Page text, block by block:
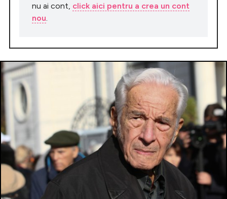
nu ai cont, click aici pentru a crea un cont
nou